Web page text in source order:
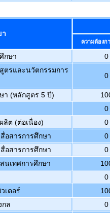
า
ความต้องก
กษา
0
รและนวัตกรรมการ
0
า (หลักสูตร 5 ปี)
0
ลิต (ต่อเนื่อง)
0
อสารการศึกษา
0
อสารการศึกษา
0
นเทศการศึกษา
0
เตอร์
กล
0